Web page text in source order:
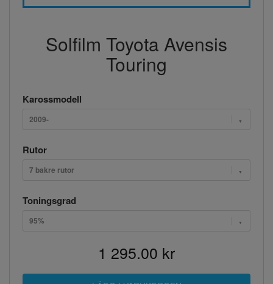
Solfilm Toyota Avensis
Touring
Karossmodell
2009-
Rutor
7 bakre rutor
Toningsgrad
95%
1 295.00 kr